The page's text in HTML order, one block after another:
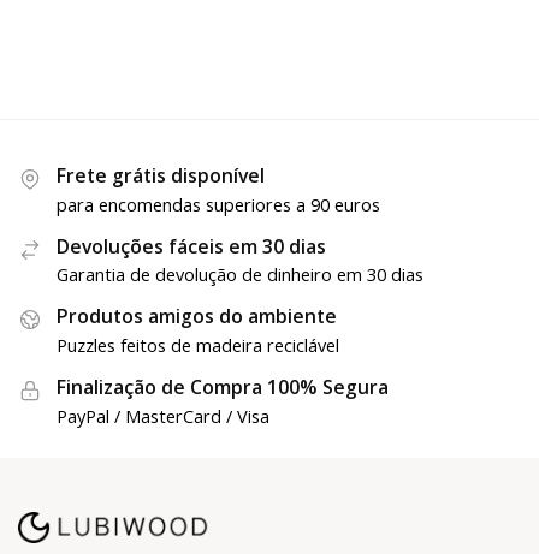
Frete grátis disponível
para encomendas superiores a 90 euros
Devoluções fáceis em 30 dias
Garantia de devolução de dinheiro em 30 dias
Produtos amigos do ambiente
Puzzles feitos de madeira reciclável
Finalização de Compra 100% Segura
PayPal / MasterCard / Visa